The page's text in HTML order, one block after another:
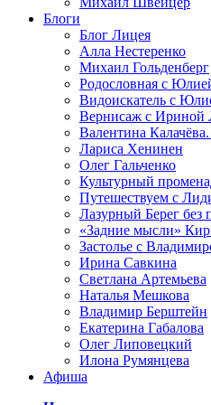
Блоги
Блог Лицея
Алла Нестеренко
Михаил Гольденберг
Родословная с
Видоискатель с
Вернисаж с Ириной
Валентина
Лариса Хенинен
Олег Гальченко
Культурный
Путешествуем с
Лазурный Берег без
«Задние мысли»
Застолье с
Ирина Савкина
Светлана Артемьева
Наталья Мешкова
Владимир Берштейн
Екатерина Габалова
Олег Липовецкий
Илона Румянцева
Афиша